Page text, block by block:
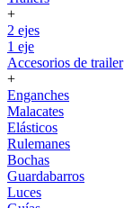
+
2 ejes
1 eje
Accesorios de trailer
+
Enganches
Malacates
Elásticos
Rulemanes
Bochas
Guardabarros
Luces